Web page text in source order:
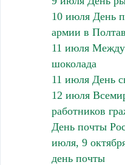
10 июля День
армии в
11 июля
шоколада
11 июля День
12 июля
работников
День почты
июля, 9
день почты